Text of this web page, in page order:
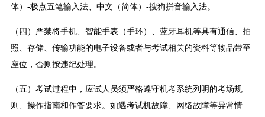
体）-极点五笔输入法、中文（简体）-搜狗拼音输入法。
（四）严禁将手机、智能手表（手环）、蓝牙耳机等具有通信、拍
照、存储、传输功能的电子设备或者与考试相关的资料等物品带至
座位，否则按违纪处理。
（五）考试过程中，应试人员须严格遵守机考系统列明的考场规
则、操作指南和作答要求。如遇考试机故障、网络故障等异常情